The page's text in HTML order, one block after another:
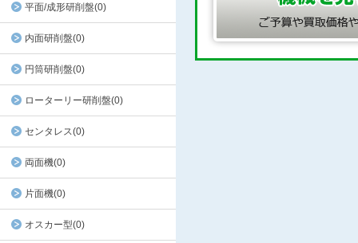
平面/成形研削盤(0)
内面研削盤(0)
円筒研削盤(0)
ローターリー研削盤(0)
センタレス(0)
両面機(0)
片面機(0)
オスカー型(0)